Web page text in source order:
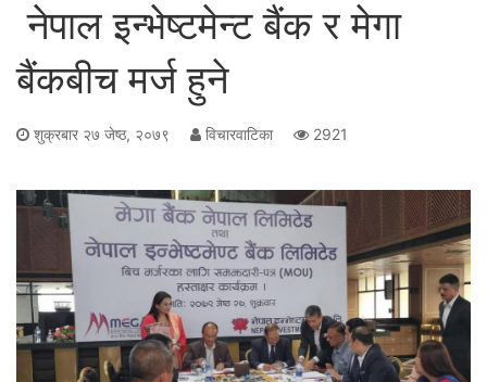
नेपाल इन्भेष्टमेन्ट बैंक र मेगा
बैंकबीच मर्ज हुने
शुक्रबार २७ जेष्ठ, २०७९ विचारवाटिका 2921